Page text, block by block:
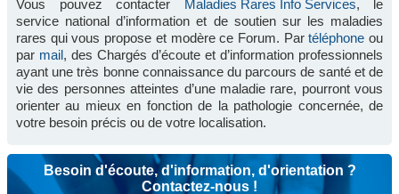
Vous pouvez contacter Maladies Rares Info Services, le
service national d’information et de soutien sur les maladies
rares qui vous propose et modère ce Forum. Partéléphone ou
par mail, des Chargés d’écoute et d’information professionnels
ayant une très bonne connaissance du parcours de santé et de
vie des personnes atteintes d’une maladie rare, pourront vous
orienter au mieux en fonction de la pathologie concernée, de
votre besoin précis ou de votre localisation.
Besoin d'écoute, d'information, d'orientation ?
Contactez-nous !